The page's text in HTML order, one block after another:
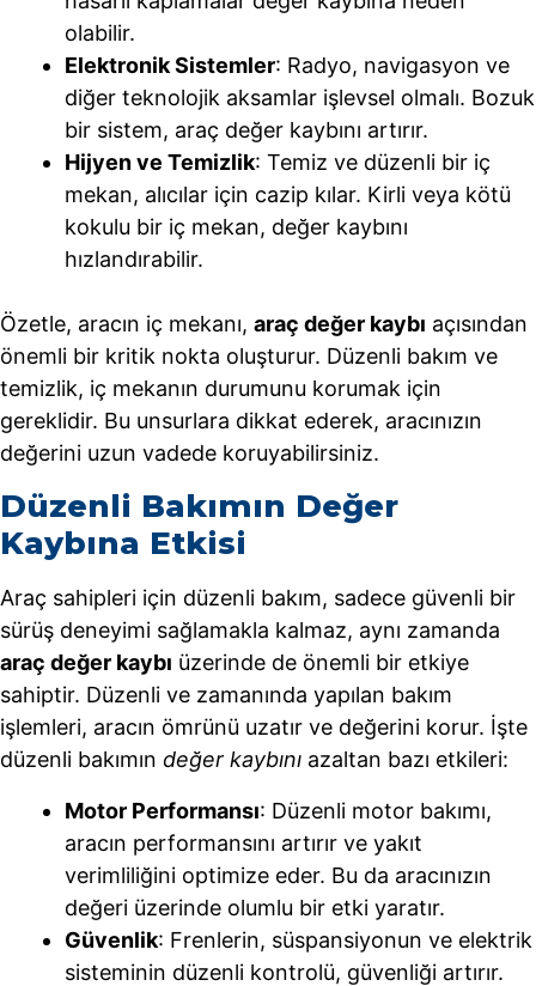
olabilir.
Elektronik Sistemler: Radyo, navigasyon ve
diğer teknolojik aksamlar işlevsel olmalı. Bozuk
bir sistem, araç değer kaybını artırır.
Hijyen ve Temizlik: Temiz ve düzenli bir iç
mekan, alıcılar için cazip kılar. Kirli veya kötü
kokulu bir iç mekan, değer kaybını
hızlandırabilir.
Özetle, aracın iç mekanı, araç değer kaybı açısından
önemli bir kritik nokta oluşturur. Düzenli bakım ve
temizlik, iç mekanın durumunu korumak için
gereklidir. Bu unsurlara dikkat ederek, aracınızın
değerini uzun vadede koruyabilirsiniz.
Düzenli Bakımın Değer
Kaybına Etkisi
Araç sahipleri için düzenli bakım, sadece güvenli bir
sürüş deneyimi sağlamakla kalmaz, aynı zamanda
araç değer kaybı üzerinde de önemli bir etkiye
sahiptir. Düzenli ve zamanında yapılan bakım
işlemleri, aracın ömrünü uzatır ve değerini korur. İşte
düzenli bakımın değer kaybını azaltan bazı etkileri:
Motor Performansı: Düzenli motor bakımı,
aracın performansını artırır ve yakıt
verimliliğini optimize eder. Bu da aracınızın
değeri üzerinde olumlu bir etki yaratır.
Güvenlik: Frenlerin, süspansiyonun ve elektrik
sisteminin düzenli kontrolü, güvenliği artırır.